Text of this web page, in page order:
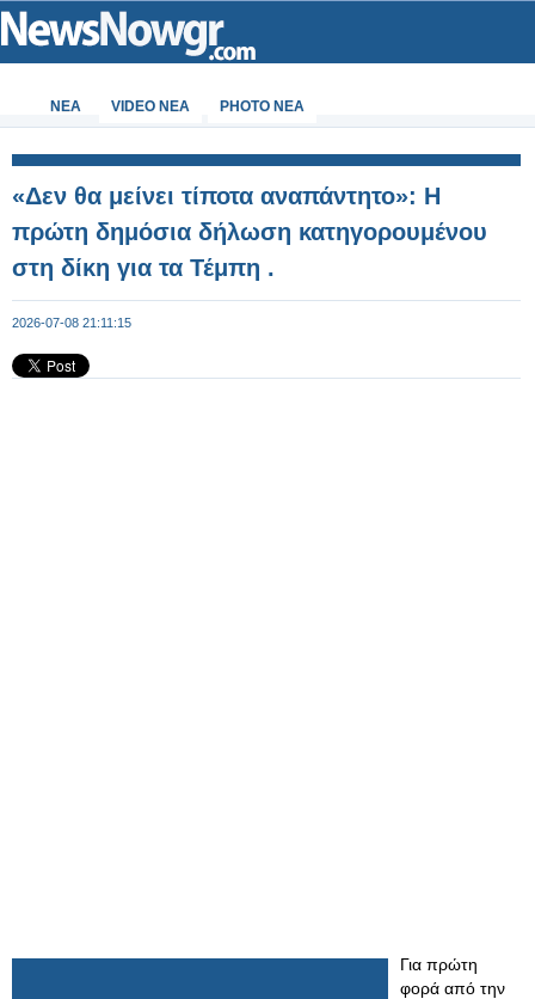
ΝΕΑ VIDEO NEA PHOTO NEA
«Δεν θα μείνει τίποτα αναπάντητο»: Η
πρώτη δημόσια δήλωση κατηγορουμένου
στη δίκη για τα Τέμπη .
2026-07-08 21:11:15
Για πρώτη
φορά από την